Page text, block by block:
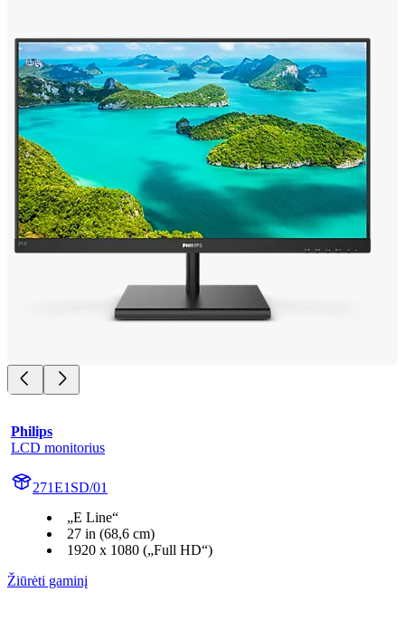
Philips
LCD monitorius
271E1SD/01
„E Line“
27 in (68,6 cm)
1920 x 1080 („Full HD“)
Žiūrėti gaminį